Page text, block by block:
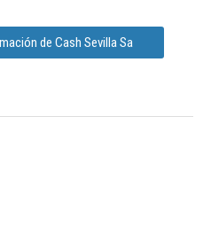
de Cash Sevilla Sa